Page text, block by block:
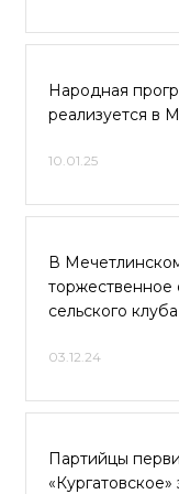
Народная
реализуется в
10.01.25
В
торжественное
сельского клуба
03.12.24
Партийцы